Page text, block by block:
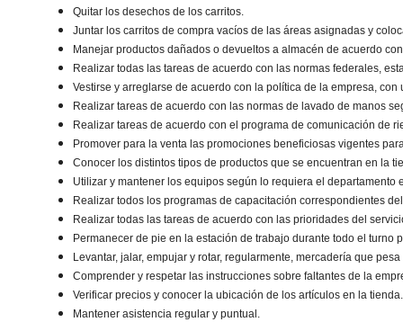
Quitar los desechos de los carritos.
Juntar los carritos de compra vacíos de las áreas asignadas y
Manejar productos dañados o devueltos a almacén de acuerdo
Realizar todas las tareas de acuerdo con las normas federales,
Vestirse y arreglarse de acuerdo con la política de la empresa,
Realizar tareas de acuerdo con las normas de lavado de manos
Realizar tareas de acuerdo con el programa de comunicación de
Promover para la venta las promociones beneficiosas vigentes
Conocer los distintos tipos de productos que se encuentran en la
Utilizar y mantener los equipos según lo requiera el
Realizar todos los programas de capacitación correspondientes
Realizar todas las tareas de acuerdo con las prioridades del
Permanecer de pie en la estación de trabajo durante todo el turno
Levantar, jalar, empujar y rotar, regularmente, mercadería que
Comprender y respetar las instrucciones sobre faltantes de la
Verificar precios y conocer la ubicación de los artículos en la tienda.
Mantener asistencia regular y puntual.